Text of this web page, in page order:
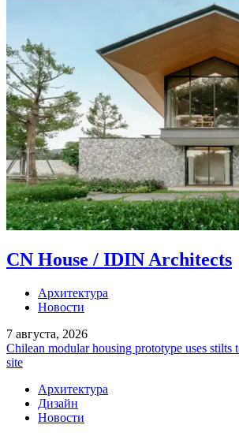
CN House / IDIN Architects
Архитектура
Новости
7 августа, 2026
Chilean modular housing prototype uses stilts
site
Архитектура
Дизайн
Новости